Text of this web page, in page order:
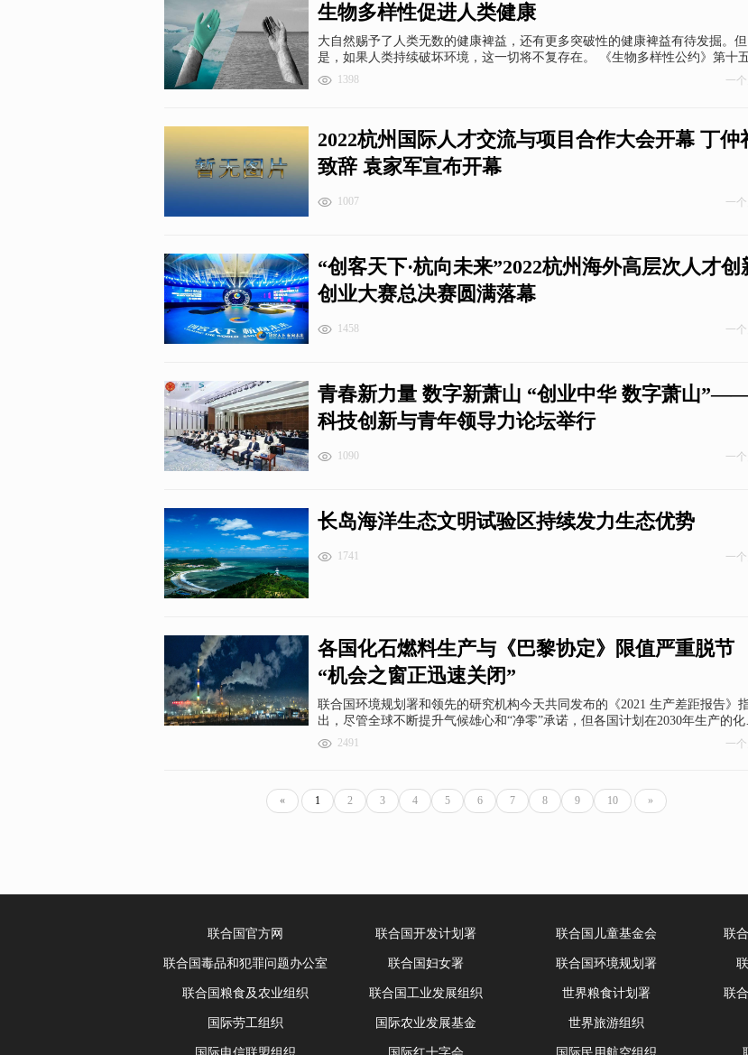
生物多样性促进人类健康
大自然赐予了人类无数的健康裨益，还有更多突破性的健康裨益有待发掘。但
是，如果人类持续破坏环境，这一切将不复存在。 《生物多样性公约》第十
缔约方大会第二阶段会议将于12月19日在加拿大蒙特利尔闭幕。本周末，让
1398 一
2022杭州国际人才交流与项目合作大会开幕 丁仲
致辞 袁家军宣布开幕
1007 一
“创客天下·杭向未来”2022杭州海外高层次人才创
创业大赛总决赛圆满落幕
1458 一
青春新力量 数字新萧山 “创业中华 数字萧山
科技创新与青年领导力论坛举行
1090 一
长岛海洋生态文明试验区持续发力生态优势
1741 一
各国化石燃料生产与《巴黎协定》限值严重脱节
“机会之窗正迅速关闭”
联合国环境规划署和领先的研究机构今天共同发布的《2021 生产差距报告》
出，尽管全球不断提升气候雄心和“净零”承诺，但各国计划在2030年生产的化
燃料总量仍旧比实现《巴黎协定》1.5°C温控目标所限定的化石燃料生产量高
2491 一
« 1 2 3 4 5 6 7 8 9 10 »
联合国官方网 联合国开发计划署 联合国儿童基金会 联
联合国毒品和犯罪问题办公室 联合国妇女署 联合国环境规划署
联合国粮食及农业组织 联合国工业发展组织 世界粮食计划署 联
国际劳工组织 国际农业发展基金 世界旅游组织